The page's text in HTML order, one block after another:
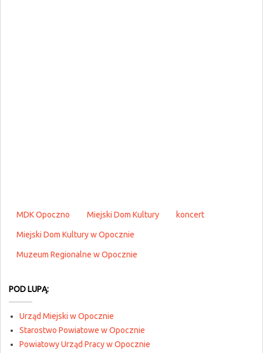
MDK Opoczno Miejski Dom Kultury koncert
Miejski Dom Kultury w Opocznie
Muzeum Regionalne w Opocznie
POD LUPĄ:
Urząd Miejski w Opocznie
Starostwo Powiatowe w Opocznie
Powiatowy Urząd Pracy w Opocznie